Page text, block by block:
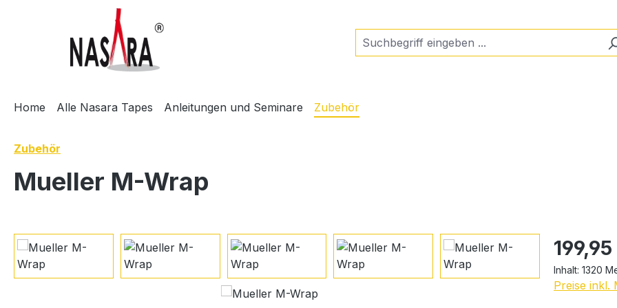
Hauptinhalt springen
Zur Hauptnavigation springen
Home Alle Nasara Tapes Anleitungen und Seminare Zubehör
Zubehör
Mueller M-Wrap
Regulärer
Inhalt: 1320
Preise inkl.